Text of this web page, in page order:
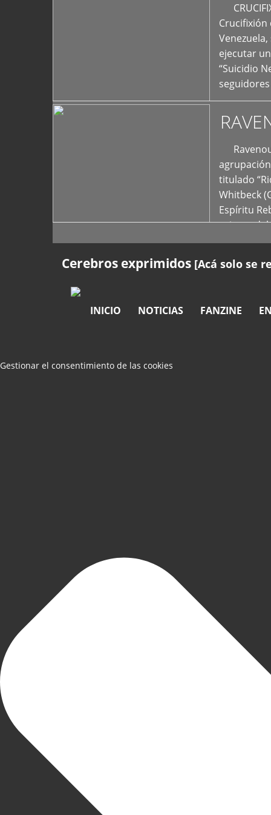
Crucifixión
ejecutar
“Suicidio
titulado
Whitbeck
Espíritu
oriente
Cerebros exprimidos [Acá solo se
INICIO NOTICIAS FANZINE
Gestionar el consentimiento de las cookies